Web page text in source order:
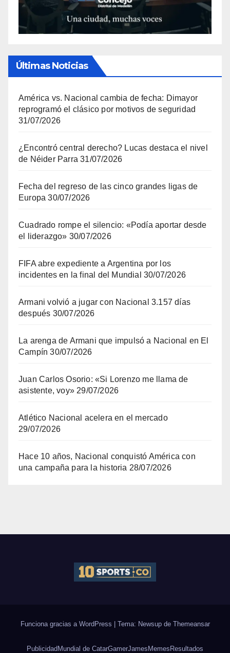
Últimas Noticias
América vs. Nacional cambia de fecha: Dimayor
reprogramó el clásico por motivos de seguridad
31/07/2026
¿Encontró central derecho? Lucas destaca el nivel
de Néider Parra 31/07/2026
Fecha del regreso de las cinco grandes ligas de
Europa 30/07/2026
Cuadrado rompe el silencio: «Podía aportar desde
el liderazgo» 30/07/2026
FIFA abre expediente a Argentina por los
incidentes en la final del Mundial 30/07/2026
Armani volvió a jugar con Nacional 3.157 días
después 30/07/2026
La arenga de Armani que impulsó a Nacional en El
Campín 30/07/2026
Juan Carlos Osorio: «Si Lorenzo me llama de
asistente, voy» 29/07/2026
Atlético Nacional acelera en el mercado
29/07/2026
Hace 10 años, Nacional conquistó América con
una campaña para la historia 28/07/2026
Funciona gracias a WordPress | Tema: Newsup de Themeansar
Publicidad Mundial de CatarGamerJames Memes Resultados